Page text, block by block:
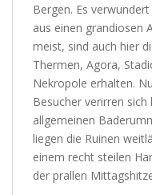
Bergen. Es
aus einen grandiosen
meist, sind auch hier
Thermen, Agora,
Nekropole erhalten.
Besucher verirren
allgemeinen
liegen die Ruinen
einem recht steilen
der prallen